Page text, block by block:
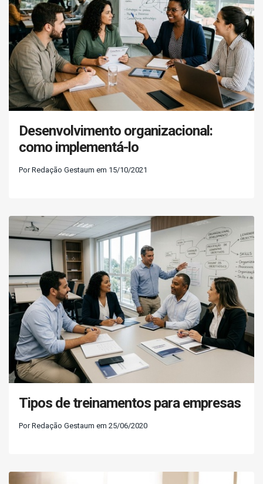
Desenvolvimento organizacional:
como implementá-lo
Por Redação Gestaum em 15/10/2021
Tipos de treinamentos para empresas
Por Redação Gestaum em 25/06/2020